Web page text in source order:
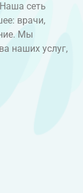
сеть
врачи,
Мы
наших услуг,